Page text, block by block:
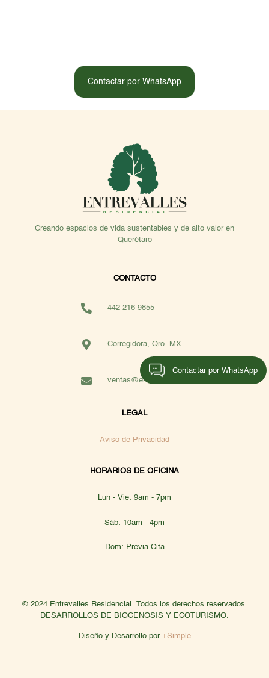
Contactar por WhatsApp
Creando espacios de vida sustentables y de alto valor en
Querétaro
CONTACTO
442 216 9855
Corregidora, Qro. MX
ventas@entrevalles.mx
LEGAL
Aviso de Privacidad
HORARIOS DE OFICINA
Lun - Vie: 9am - 7pm
Sáb: 10am - 4pm
Dom: Previa Cita
© 2024 Entrevalles Residencial. Todos los derechos reservados.
DESARROLLOS DE BIOCENOSIS Y ECOTURISMO.
Diseño y Desarrollo por +Simple
Contactar por WhatsApp